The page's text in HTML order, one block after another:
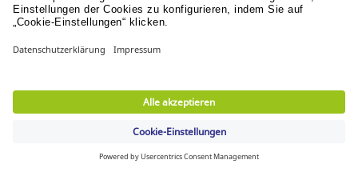
Kostenlose Rücksendungen
innerhalb von 30 Tagen
Lyreco for Education